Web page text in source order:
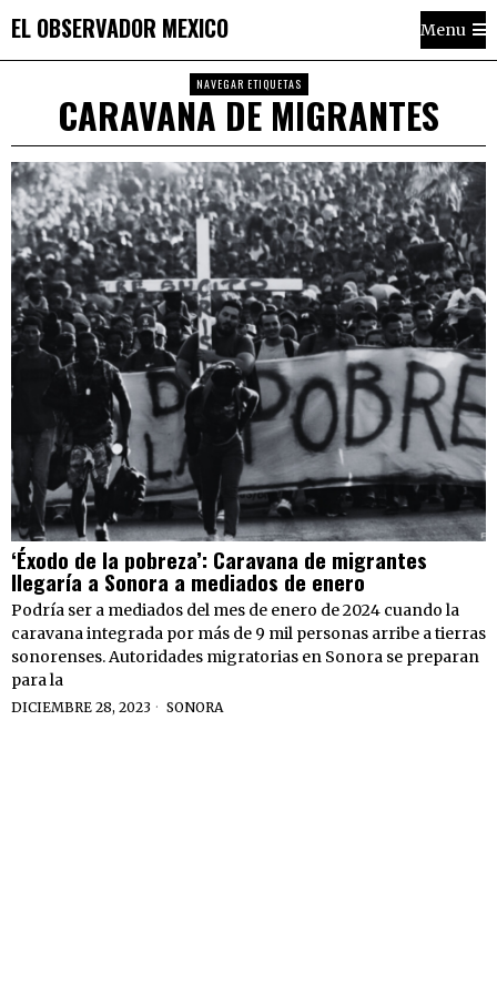
EL OBSERVADOR MEXICO Menu
NAVEGAR ETIQUETAS
CARAVANA DE MIGRANTES
‘Éxodo de la pobreza’: Caravana de migrantes
llegaría a Sonora a mediados de enero
Podría ser a mediados del mes de enero de 2024 cuando la
caravana integrada por más de 9 mil personas arribe a tierras
sonorenses. Autoridades migratorias en Sonora se preparan
para la
DICIEMBRE 28, 2023 SONORA